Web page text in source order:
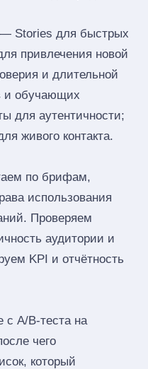
Stories для быстрых
привлечения новой
и длительной
и обучающих
для аутентичности;
живого контакта.
по брифам,
использования
Проверяем
аудитории и
KPI и отчётность
A/B‑теста на
чего
который